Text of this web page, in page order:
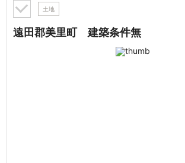
土地
遠田郡美里町 建築条件無